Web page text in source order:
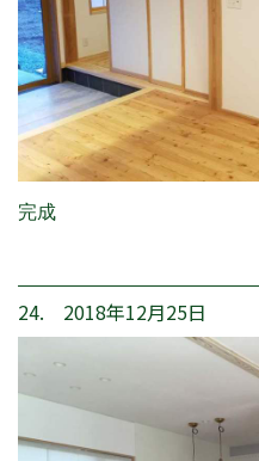
完成
24. 2018年12月25日